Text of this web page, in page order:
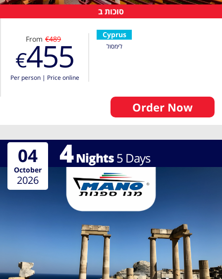
סוכות ב
Cyprus
לימסול
From €489
€455
Per person| Price online
Order Now
4Nights5 Days
04
October
2026